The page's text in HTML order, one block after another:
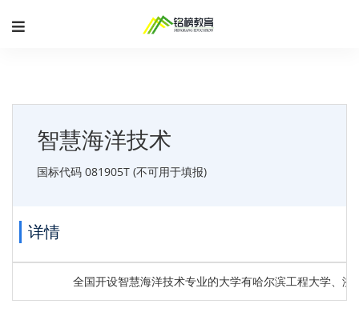
智慧海洋技术
国标代码 081905T (不可用于填报)
详情
全国开设智慧海洋技术专业的大学有哈尔滨工程大学、